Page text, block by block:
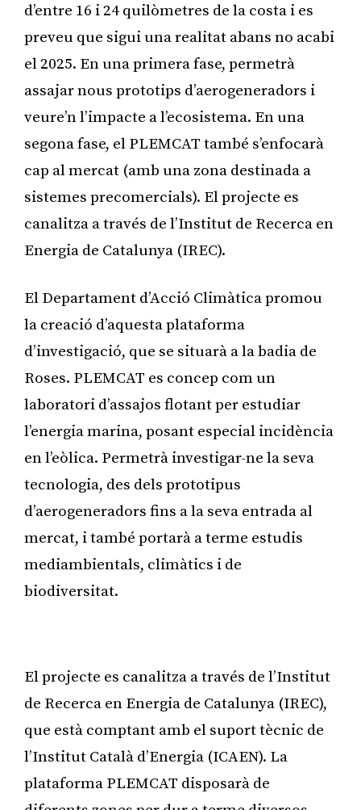
d’entre 16 i 24 quilòmetres de la costa i es
preveu que sigui una realitat abans no acabi
el 2025. En una primera fase, permetrà
assajar nous prototips d’aerogeneradors i
veure’n l’impacte a l’ecosistema. En una
segona fase, el PLEMCAT també s’enfocarà
cap al mercat (amb una zona destinada a
sistemes precomercials). El projecte es
canalitza a través de l’Institut de Recerca en
Energia de Catalunya (IREC).
El Departament d’Acció Climàtica promou
la creació d’aquesta plataforma
d’investigació, que se situarà a la badia de
Roses. PLEMCAT es concep com un
laboratori d’assajos flotant per estudiar
l’energia marina, posant especial incidència
en l’eòlica. Permetrà investigar-ne la seva
tecnologia, des dels prototipus
d’aerogeneradors fins a la seva entrada al
mercat, i també portarà a terme estudis
mediambientals, climàtics i de
biodiversitat.
El projecte es canalitza a través de l’Institut
de Recerca en Energia de Catalunya (IREC),
que està comptant amb el suport tècnic de
l’Institut Català d’Energia (ICAEN). La
plataforma PLEMCAT disposarà de